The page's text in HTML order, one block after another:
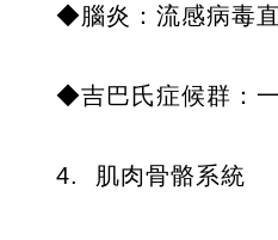
◆腦炎：流感病毒
◆吉巴氏症候群：
4. 肌肉骨骼系統